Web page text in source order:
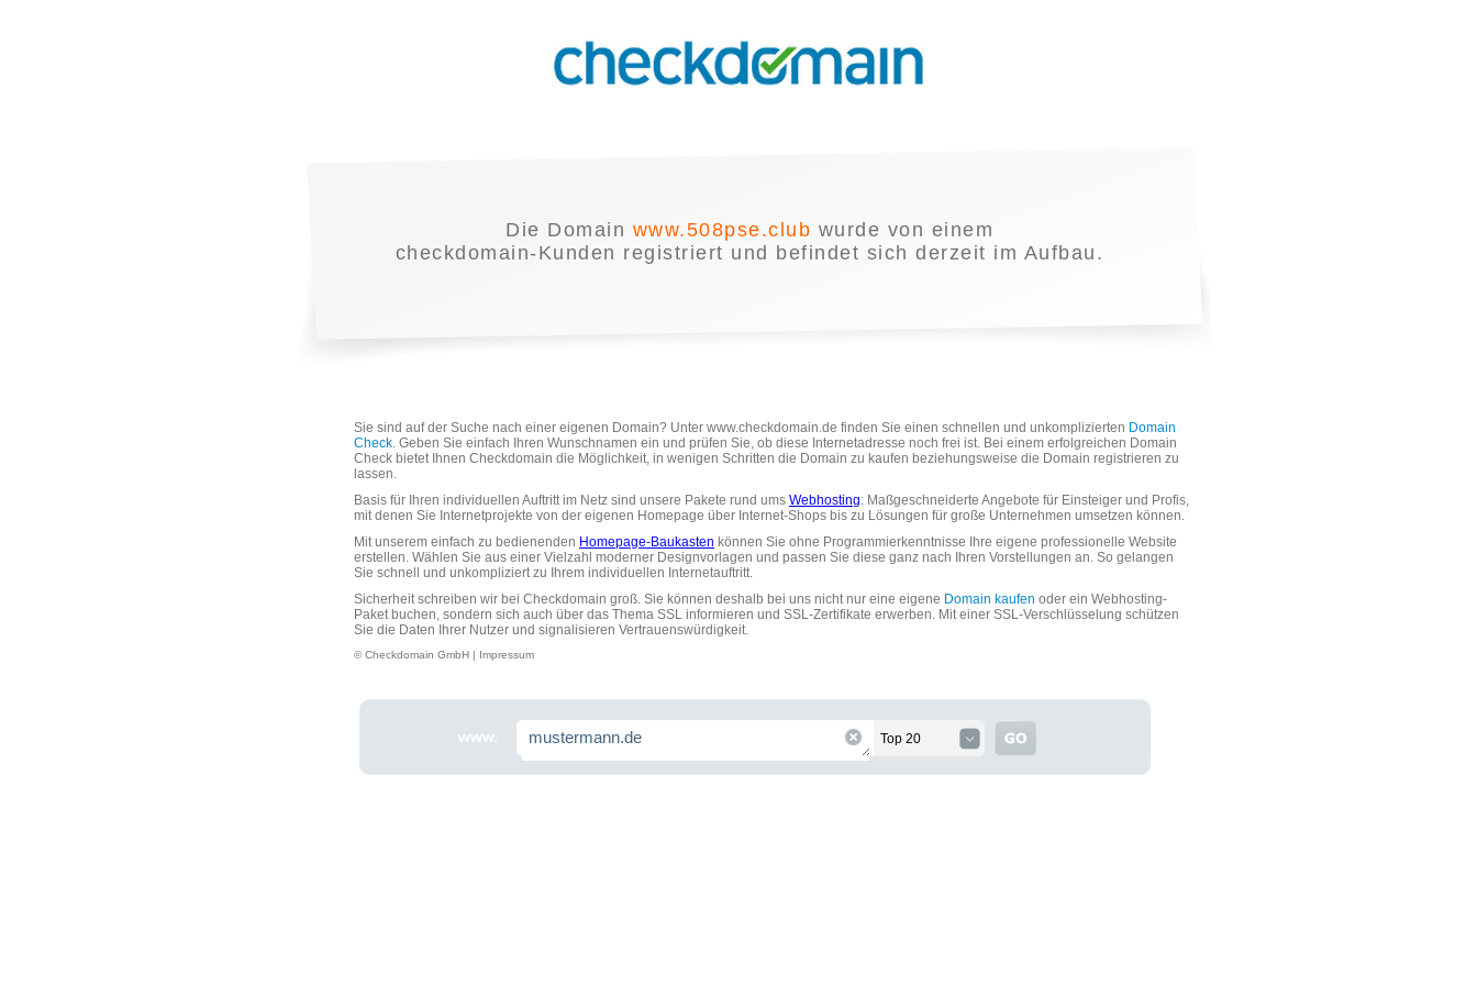
Die Domain www.508pse.club wurde von einem
checkdomain-Kunden registriert und befindet sich derzeit im Aufbau.
Sie sind auf der Suche nach einer eigenen Domain? Unter www.checkdomain.de finden Sie einen schnellen und unkomplizierten Domain
Check. Geben Sie einfach Ihren Wunschnamen ein und prüfen Sie, ob diese Internetadresse noch frei ist. Bei einem erfolgreichen Domain
Check bietet Ihnen Checkdomain die Möglichkeit, in wenigen Schritten die Domain zu kaufen beziehungsweise die Domain registrieren zu
lassen.
Basis für Ihren individuellen Auftritt im Netz sind unsere Pakete rund ums Webhosting: Maßgeschneiderte Angebote für Einsteiger und Profis,
mit denen Sie Internetprojekte von der eigenen Homepage über Internet-Shops bis zu Lösungen für große Unternehmen umsetzen können.
Mit unserem einfach zu bedienenden Homepage-Baukasten können Sie ohne Programmierkenntnisse Ihre eigene professionelle Website
erstellen. Wählen Sie aus einer Vielzahl moderner Designvorlagen und passen Sie diese ganz nach Ihren Vorstellungen an. So gelangen
Sie schnell und unkompliziert zu Ihrem individuellen Internetauftritt.
Sicherheit schreiben wir bei Checkdomain groß. Sie können deshalb bei uns nicht nur eine eigene Domain kaufen oder ein Webhosting-
Paket buchen, sondern sich auch über das Thema SSL informieren und SSL-Zertifikate erwerben. Mit einer SSL-Verschlüsselung schützen
Sie die Daten Ihrer Nutzer und signalisieren Vertrauenswürdigkeit.
© Checkdomain GmbH | Impressum
www. Top 20